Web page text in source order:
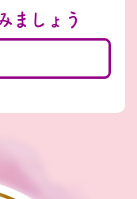
ましょう